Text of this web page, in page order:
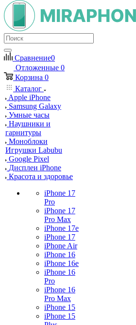
Сравнение0
Отложенные 0
Корзина 0
Каталог
Apple iPhone
Samsung Galaxy
Умные часы
Наушники и
гарнитуры
Моноблоки
Игрушки Labubu
Google Pixel
Дисплеи iPhone
Красота и здоровье
iPhone 17
Pro
iPhone 17
Pro Max
iPhone 17e
iPhone 17
iPhone Air
iPhone 16
iPhone 16e
iPhone 16
Pro
iPhone 16
Pro Max
iPhone 15
iPhone 15